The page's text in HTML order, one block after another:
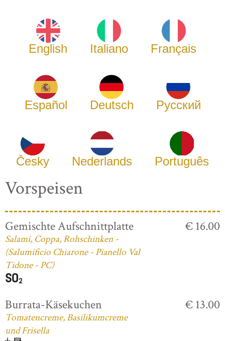
English Italiano Français
Español Deutsch Русский
Česky Nederlands Português
Vorspeisen
Gemischte Aufschnittplatte
Salami, Coppa, Rohschinken -
(Salumificio Chiarone - Pianello Val
Tidone - PC)
€ 16.00
Burrata-Käsekuchen
Tomatencreme, Basilikumcreme
und Frisella
€ 13.00